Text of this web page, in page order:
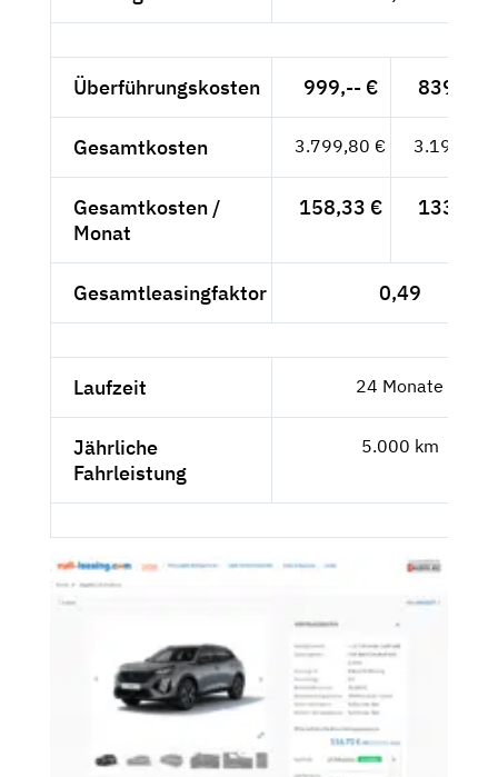
Überführungskosten 999,-- € 839,50
Gesamtkosten 3.799,80 € 3.193,11
Gesamtkosten /
Monat
158,33 € 133,05
Gesamtleasingfaktor 0,49
Laufzeit 24 Monate
Jährliche
Fahrleistung
5.000 km